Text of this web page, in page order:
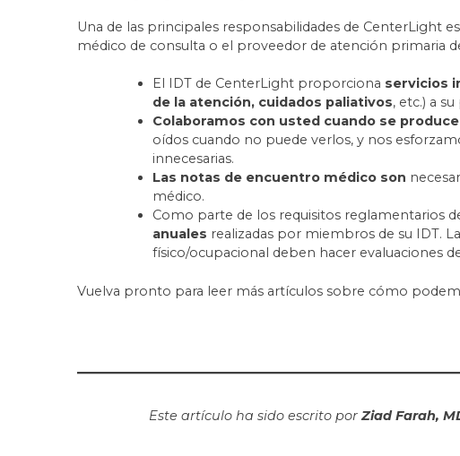
Una de las principales responsabilidades de CenterLight
médico de consulta o el proveedor de atención primaria
El IDT de CenterLight proporciona servicios
de la atención, cuidados paliativos, etc.) a
Colaboramos con usted cuando se
oídos cuando no puede verlos, y nos
innecesarias.
Las notas de encuentro médico son
médico.
Como parte de los requisitos reglamentarios
anuales realizadas por miembros de su IDT.
físico/ocupacional deben hacer evaluaciones
Vuelva pronto para leer más artículos sobre cómo
Este artículo ha sido escrito porZiad Farah,